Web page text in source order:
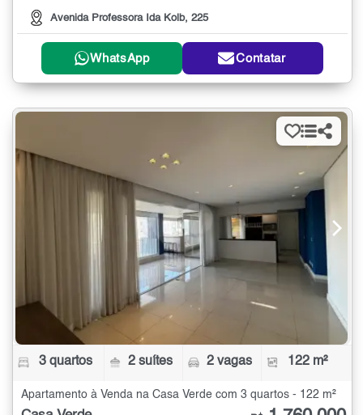
Avenida Professora Ida Kolb, 225
WhatsApp Contatar
3 quartos 2 suítes 2 vagas 122 m²
Apartamento à Venda na Casa Verde com 3 quartos - 122 m²